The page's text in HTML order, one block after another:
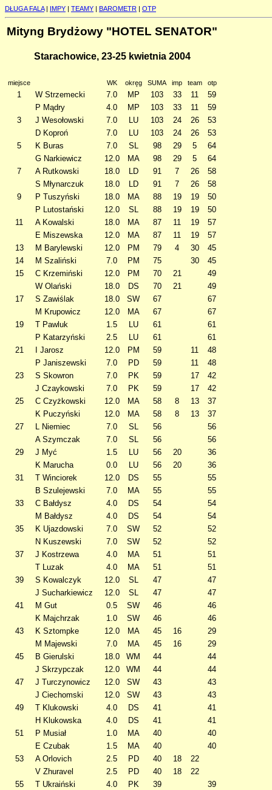
DŁUGA FALA| IMPY | TEAMY | BAROMETR | OTP
Mityng Brydżowy "HOTEL SENATOR"
Starachowice, 23-25 kwietnia 2004
miejsce WK okręg SUMA imp team otp
1 W Strzemecki 7.0 MP 103 33 11
59
P Mądry
4.0 MP 103 33 11
59
3
J Wesołowski 7.0 LU 103 24 26
53
D Koproń
7.0 LU 103 24 26
53
5
K Buras 7.0 SL 98 29 5
64
G Narkiewicz
12.0 MA 98 29 5
64
7
A Rutkowski 18.0 LD 91 7 26
58
S Młynarczuk
18.0 LD 91 7 26
58
9
P Tuszyński 18.0 MA 88 19 19
50
P Lutostański
12.0 SL 88 19 19
50
11
A Kowalski 18.0 MA 87 11 19
57
E Miszewska
12.0 MA 87 11 19
57
13
M Barylewski 12.0 PM 79 4 30
45
14
M Szaliński 7.0 PM 75 30
45
15
C Krzemiński 12.0 PM 70 21
49
W Olański
18.0 DS 70 21
49
17
S Zawiślak 18.0 SW 67
67
M Krupowicz
12.0 MA 67
67
19
T Pawluk 1.5 LU 61
61
P Katarzyński
2.5 LU 61
61
21
I Jarosz 12.0 PM 59 11
48
P Janiszewski
7.0 PD 59 11
48
23
S Skowron 7.0 PK 59 17
42
J Czaykowski
7.0 PK 59 17
42
25
C Czyżkowski 12.0 MA 58 8 13
37
K Puczyński
12.0 MA 58 8 13
37
27
L Niemiec 7.0 SL 56
56
A Szymczak
7.0 SL 56
56
29
J Myć 1.5 LU 56 20
36
K Marucha
0.0 LU 56 20
36
31
T Winciorek 12.0 DS 55
55
B Szulejewski
7.0 MA 55
55
33
C Bałdysz 4.0 DS 54
54
M Bałdysz
4.0 DS 54
54
35
K Ujazdowski 7.0 SW 52
52
N Kuszewski
7.0 SW 52
52
37
J Kostrzewa 4.0 MA 51
51
T Luzak
4.0 MA 51
51
39
S Kowalczyk 12.0 SL 47
47
J Sucharkiewicz
12.0 SL 47
47
41
M Gut 0.5 SW 46
46
K Majchrzak
1.0 SW 46
46
43
K Sztompke 12.0 MA 45 16
29
M Majewski
7.0 MA 45 16
29
45
B Gierulski 18.0 WM 44
44
J Skrzypczak
12.0 WM 44
44
47
J Turczynowicz 12.0 SW 43
43
J Ciechomski
12.0 SW 43
43
49
T Klukowski 4.0 DS 41
41
H Klukowska
4.0 DS 41
41
51
P Musiał 1.0 MA 40
40
E Czubak
1.5 MA 40
40
53
A Orlovich 2.5 PD 40 18
22
V Zhuravel
2.5 PD 40 18
22
55
T Ukraiński 4.0 PK 39
39